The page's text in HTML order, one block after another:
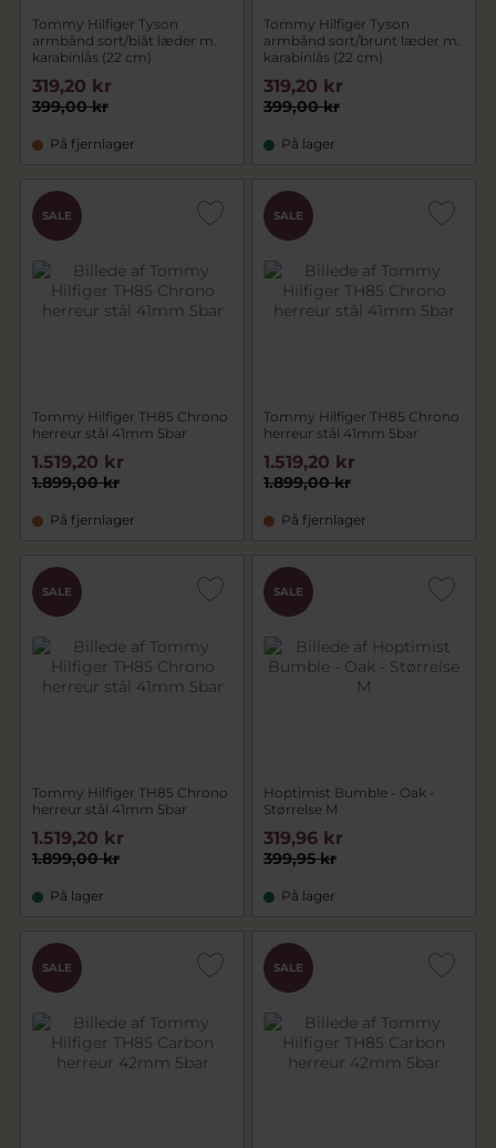
Tommy Hilfiger Tyson
armbånd sort/blåt læder m.
karabinlås (22 cm)
399,00 kr
319,20 kr
På fjernlager
Tommy Hilfiger Tyson
armbånd sort/brunt læder m.
karabinlås (22 cm)
399,00 kr
319,20 kr
På lager
SALE
Tommy Hilfiger TH85 Chrono
herreur stål 41mm 5bar
1.899,00 kr
1.519,20 kr
På fjernlager
SALE
Tommy Hilfiger TH85 Chrono
herreur stål 41mm 5bar
1.899,00 kr
1.519,20 kr
På fjernlager
SALE
Tommy Hilfiger TH85 Chrono
herreur stål 41mm 5bar
1.899,00 kr
1.519,20 kr
På lager
SALE
Hoptimist Bumble - Oak -
Størrelse M
399,95 kr
319,96 kr
På lager
SALE SALE